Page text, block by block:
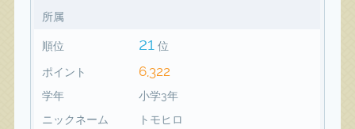
所属
順位 21 位
ポイント 6,322
学年
小学3年
ニックネーム
トモヒロ